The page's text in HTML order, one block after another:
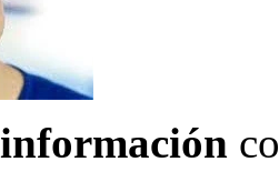
información